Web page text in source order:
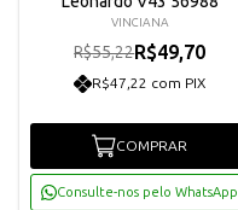
VINCIANA
R$55,22R$49,70
R$47,22 com PIX
COMPRAR
Consulte-nos pelo WhatsApp